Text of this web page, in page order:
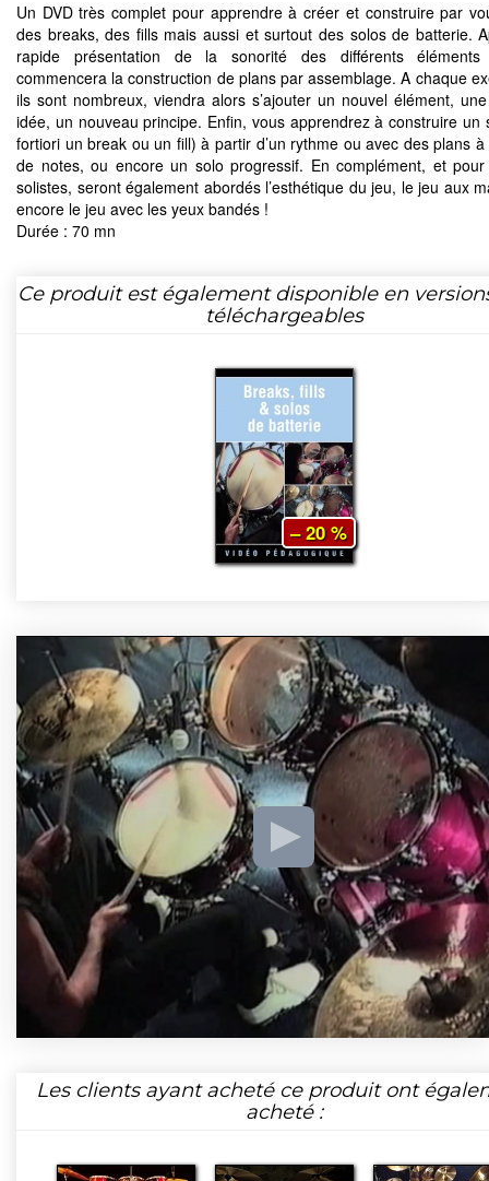
Un DVD très complet pour apprendre à créer et construire par
des breaks, des fills mais aussi et surtout des solos de batterie.
rapide présentation de la sonorité des différents
commencera la construction de plans par assemblage. A chaque
ils sont nombreux, viendra alors s’ajouter un nouvel élément,
idée, un nouveau principe. Enfin, vous apprendrez à construire un
fortiori un break ou un fill) à partir d’un rythme ou avec des plans
de notes, ou encore un solo progressif. En complément, et
solistes, seront également abordés l’esthétique du jeu, le jeu aux
encore le jeu avec les yeux bandés !
Durée : 70 mn
Ce produit est également disponible en
téléchargeables
– 20 %
Les clients ayant acheté ce produit ont
acheté :